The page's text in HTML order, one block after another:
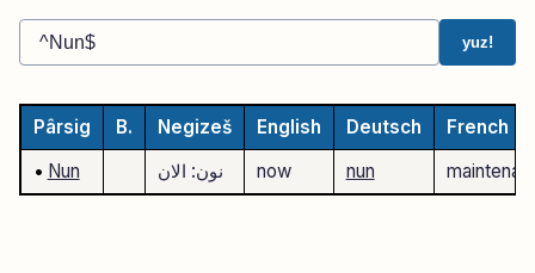
yuz!
Pârsig B. Negizeš English Deutsch
French
• Nun نون: الان now nun maintenant